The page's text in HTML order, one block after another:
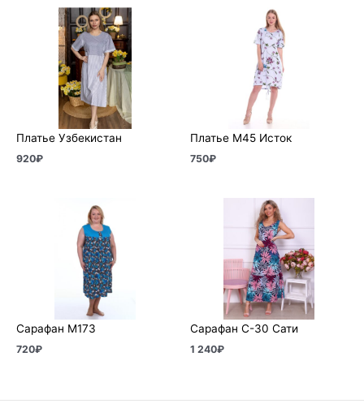
Платье Узбекистан
920₽
Платье М45 Исток
750₽
Сарафан М173
720₽
Сарафан С-30 Сати
1 240₽